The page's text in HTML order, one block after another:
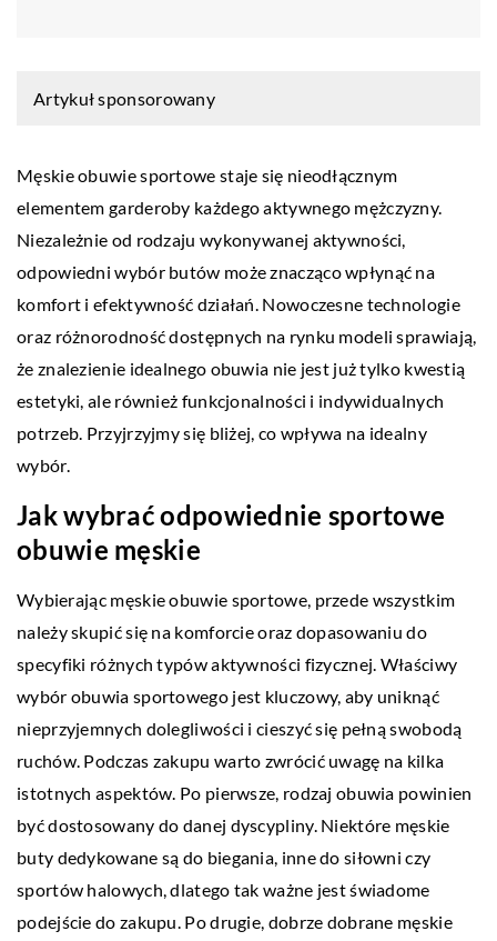
Artykuł sponsorowany
Męskie obuwie sportowe staje się nieodłącznym
elementem garderoby każdego aktywnego mężczyzny.
Niezależnie od rodzaju wykonywanej aktywności,
odpowiedni wybór butów może znacząco wpłynąć na
komfort i efektywność działań. Nowoczesne technologie
oraz różnorodność dostępnych na rynku modeli sprawiają,
że znalezienie idealnego obuwia nie jest już tylko kwestią
estetyki, ale również funkcjonalności i indywidualnych
potrzeb. Przyjrzyjmy się bliżej, co wpływa na idealny
wybór.
Jak wybrać odpowiednie sportowe
obuwie męskie
Wybierając męskie obuwie sportowe, przede wszystkim
należy skupić się na komforcie oraz dopasowaniu do
specyfiki różnych typów aktywności fizycznej. Właściwy
wybór obuwia sportowego jest kluczowy, aby uniknąć
nieprzyjemnych dolegliwości i cieszyć się pełną swobodą
ruchów. Podczas zakupu warto zwrócić uwagę na kilka
istotnych aspektów. Po pierwsze, rodzaj obuwia powinien
być dostosowany do danej dyscypliny. Niektóre męskie
buty dedykowane są do biegania, inne do siłowni czy
sportów halowych, dlatego tak ważne jest świadome
podejście do zakupu. Po drugie, dobrze dobrane męskie